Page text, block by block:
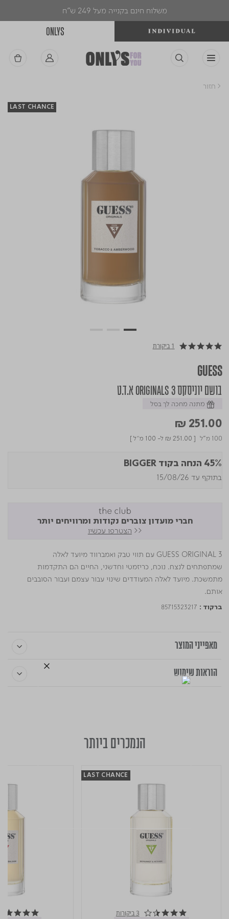
משלוח חינם בקנייה מעל 249 ש"ח
ONLYS
< חזור
LAST CHANCE
5.0 star rating 1 ביקורת
GUESS
בושם יוניסקס ORIGINALS 3 א.ד.ט
מתנה מחכה לך בסל
₪ 251.00
100 מ"ל [
₪ 251.00 ל- 100 מ"ל ]
45% הנחה בקוד BIGGER
בתוקף עד 15/08/26
חברי מועדון צוברים נקודות ומרוויחים יותר
<< הצטרפו עכשיו
GUESS ORIGINAL 3 עם תווי טבק ואמברווד מיועד לאלה
שמתפתחים לנצח. נוכח, כריזמטי וחדשני, החיים הם התקדמות
מתמשכת. מיועד לאלה המעודדים שינוי עבור עצמם ועבור הסובבים
אותם.
ברקוד : 85715323217
מאפייני המוצר
הוראות שימוש
הנמכרים ביותר
3.3 star rating 3 ביקורות
LAST CHANCE
5.0 star rating